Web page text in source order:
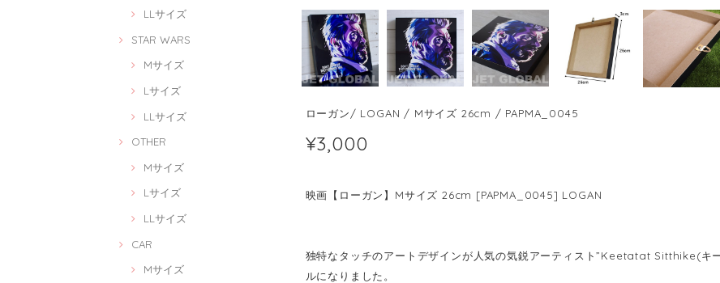
LLサイズ
STAR WARS
Mサイズ
Lサイズ
LLサイズ
OTHER
Mサイズ
Lサイズ
LLサイズ
CAR
Mサイズ
ローガン/ LOGAN / Mサイズ 26cm / PAPMA_0045
¥3,000
映画【ローガン】Mサイズ 26cm [PAPMA_0045] LOGAN
独特なタッチのアートデザインが人気の気鋭アーティスト”Keetatat Sitthike(キ
ルになりました。